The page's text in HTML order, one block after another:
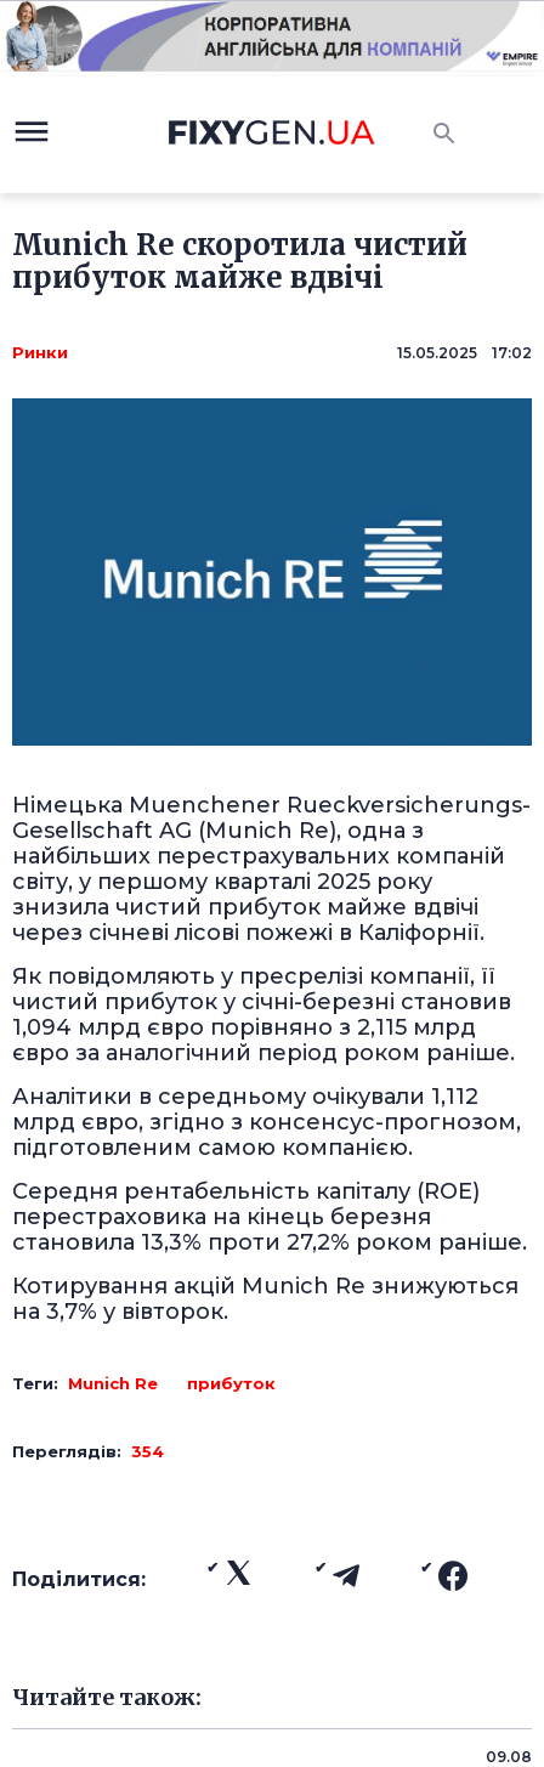
Munich Re скоротила чистий
прибуток майже вдвічі
Ринки 15.05.2025 17:02
Німецька Muenchener Rueckversicherungs-
Gesellschaft AG (Munich Re), одна з
найбільших перестрахувальних компаній
світу, у першому кварталі 2025 року
знизила чистий прибуток майже вдвічі
через січневі лісові пожежі в Каліфорнії.
Як повідомляють у пресрелізі компанії, її
чистий прибуток у січні-березні становив
1,094 млрд євро порівняно з 2,115 млрд
євро за аналогічний період роком раніше.
Аналітики в середньому очікували 1,112
млрд євро, згідно з консенсус-прогнозом,
підготовленим самою компанією.
Середня рентабельність капіталу (ROE)
перестраховика на кінець березня
становила 13,3% проти 27,2% роком раніше.
Котирування акцій Munich Re знижуються
на 3,7% у вівторок.
Теги: Munich Re прибуток
Переглядів: 354
Поділитися:
Читайте також:
09.08